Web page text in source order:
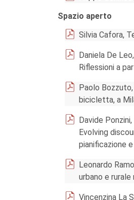
Spazio aperto
Silvia Cafora,
Daniela De
Riflessioni a
Paolo
bicicletta, a
Davide
Evolving
pianificazione
Leonardo
urbano e
Vincenzina La